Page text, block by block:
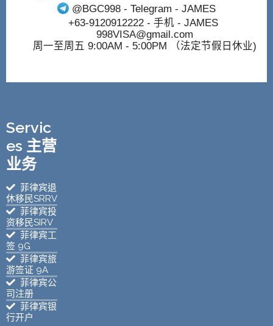
@BGC998 - Telegram - JAMES
+63-9120912222- 手机 - JAMES
998VISA@gmail.com
周一至周五 9:00AM - 5:00PM （法定节假日休业)
Servic
es 主营
业务
菲律宾退
休移民SRRV
菲律宾投
资移民SIRV
菲律宾工
签 9G
菲律宾旅
游签证 9A
菲律宾公
司注册
菲律宾银
行开户